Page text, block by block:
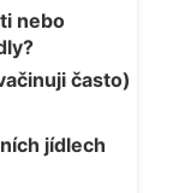
nebo
často)
jídlech